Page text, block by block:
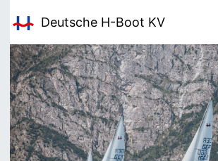
Deutsche H-Boot KV